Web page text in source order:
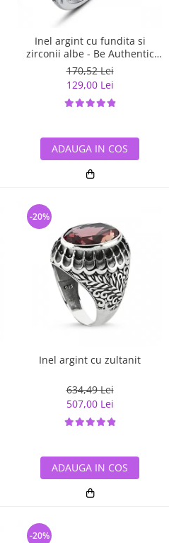
Inel argint cu fundita si
zirconii albe - Be Authentic
IST0007
170,52 Lei
129,00 Lei
ADAUGA IN COS
Inel argint cu zultanit
634,49 Lei
507,00 Lei
-20%
ADAUGA IN COS
-20%